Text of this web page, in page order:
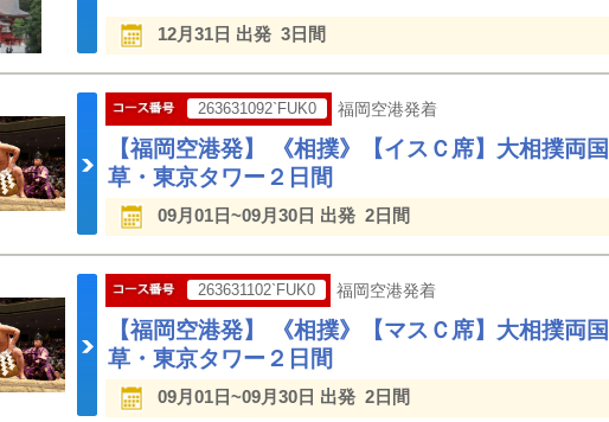
12月31日 出発 3日間
263631092`FUK0 福岡空港発着
【福岡空港発】 《相撲》【イスＣ席】大相撲両
草・東京タワー２日間
09月01日~09月30日 出発 2日間
263631102`FUK0 福岡空港発着
【福岡空港発】 《相撲》【マスＣ席】大相撲両
草・東京タワー２日間
09月01日~09月30日 出発 2日間